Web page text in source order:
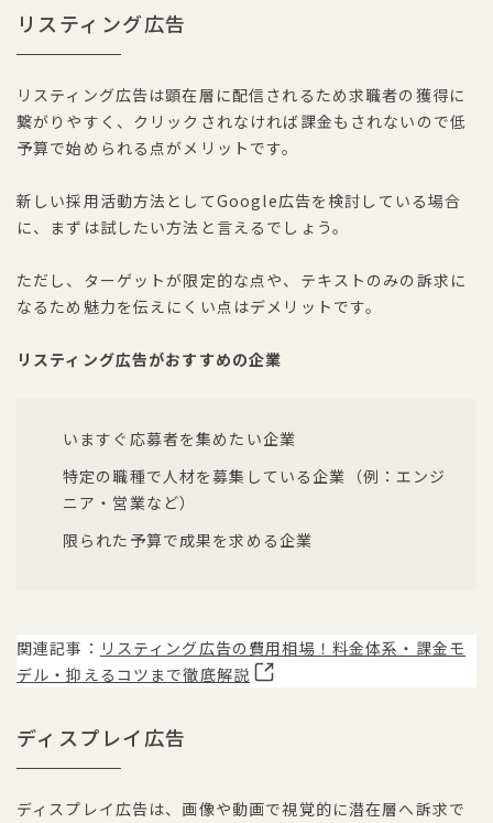
リスティング広告
リスティング広告は顕在層に配信されるため求職者の獲得に
繋がりやすく、クリックされなければ課金もされないので低
予算で始められる点がメリットです。
新しい採用活動方法としてGoogle広告を検討している場合
に、まずは試したい方法と言えるでしょう。
ただし、ターゲットが限定的な点や、テキストのみの訴求に
なるため魅力を伝えにくい点はデメリットです。
リスティング広告がおすすめの企業
いますぐ応募者を集めたい企業
特定の職種で人材を募集している企業（例：エンジ
ニア・営業など）
限られた予算で成果を求める企業
関連記事： リスティング広告の費用相場！料金体系・課金モ
デル・抑えるコツまで徹底解説
ディスプレイ広告
ディスプレイ広告は、画像や動画で視覚的に潜在層へ訴求で